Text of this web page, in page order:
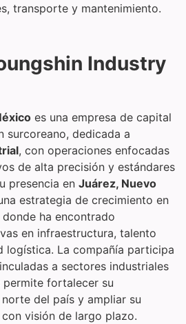
transporte y mantenimiento.
Industry
es una empresa de capital
surcoreano, dedicada a
, con operaciones enfocadas
de alta precisión y estándares
presencia en Juárez, Nuevo
estrategia de crecimiento en
ha encontrado
en infraestructura, talento
logística. La compañía participa
a sectores industriales
fortalecer su
del país y ampliar su
visión de largo plazo.